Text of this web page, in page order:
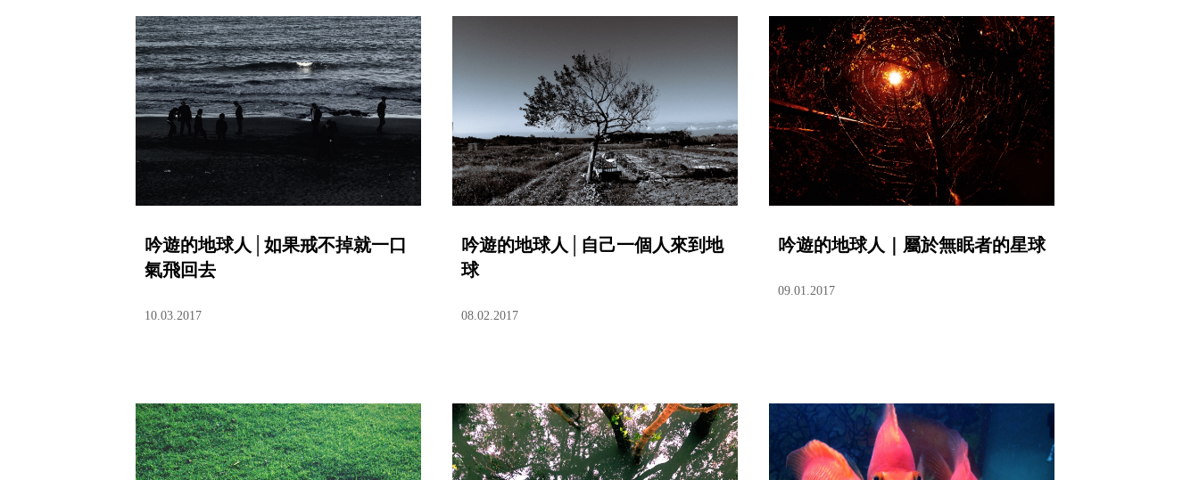
吟遊的地球人│如果戒不掉就一口
氣飛回去
10.03.2017
吟遊的地球人│自己一個人來到地
球
08.02.2017
吟遊的地球人｜屬於無眠者的星球
09.01.2017